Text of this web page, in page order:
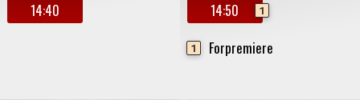
14:40 14:50 1
1 Forpremiere